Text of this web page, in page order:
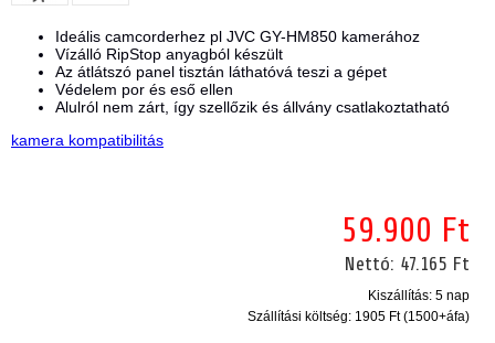
Ideális camcorderhez pl JVC GY-HM850 kamerához
Vízálló RipStop anyagból készült
Az átlátszó panel tisztán láthatóvá teszi a gépet
Védelem por és eső ellen
Alulról nem zárt, így szellőzik és állvány csatlakoztatható
kamera kompatibilitás
59.900 Ft
Nettó: 47.165 Ft
Kiszállítás: 5 nap
Szállítási költség: 1905 Ft (1500+áfa)